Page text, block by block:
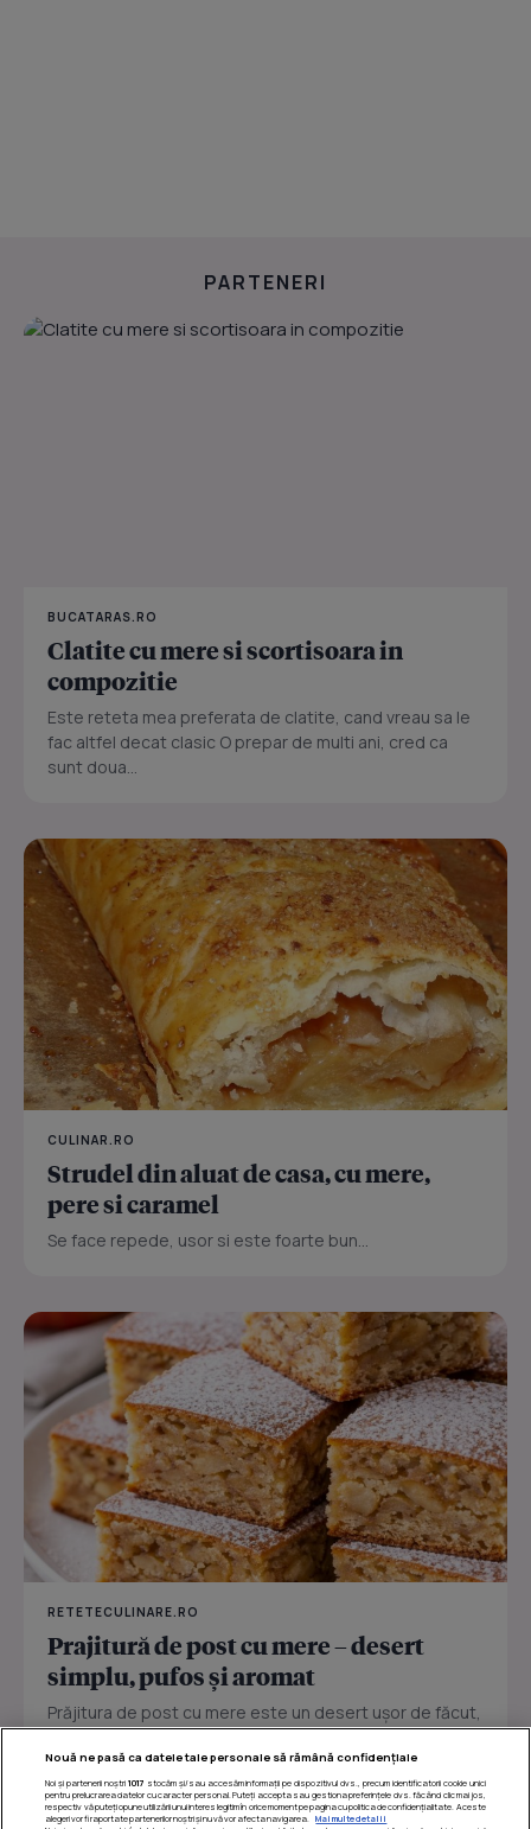
PARTENERI
BUCATARAS.RO
Clatite cu mere si scortisoara in
compozitie
Este reteta mea preferata de clatite, cand vreau sa le
fac altfel decat clasic O prepar de multi ani, cred ca
sunt doua...
CULINAR.RO
Strudel din aluat de casa, cu mere,
pere si caramel
Se face repede, usor si este foarte bun...
RETETECULINARE.RO
Prajitură de post cu mere – desert
simplu, pufos și aromat
Prăjitura de post cu mere este un desert ușor de făcut,
sau...
Nouă ne pasă ca datele tale personale să rămână confidențiale
Noi și partenerii noștri 1017 stocăm și/sau accesăm informații pe dispozitivul dvs., precum identificatorii cookie unici
pentru prelucrarea datelor cu caracter personal. Puteți accepta sau gestiona preferințele dvs. făcând clic mai jos,
respectiv vă puteți opune utilizării unui interes legitim în orice moment pe pagina cu politica de confidențialitate. Aceste
alegeri vor fi raportate partenerilor noștri și nu vă vor afecta navigarea.
Mai multe detalii